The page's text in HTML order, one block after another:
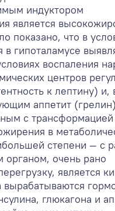
индуктором
является
показано, что в
гипоталамусе
воспаления
центров
к лептину)
аппетит
с трансформацией
в
степени — с
очень рано
является
вырабатываются
глюкагона и